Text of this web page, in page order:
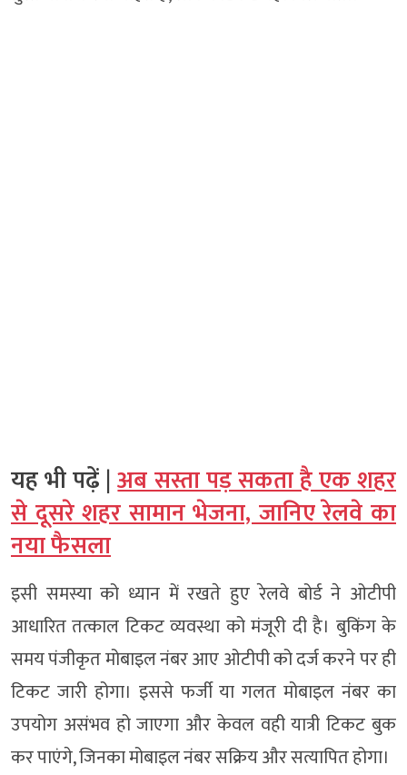
यह भी पढ़ें |अब सस्ता पड़ सकता है एक शहर
से दूसरे शहर सामान भेजना, जानिए रेलवे का
नया फैसला
इसी समस्या को ध्यान में रखते हुए रेलवे बोर्ड ने ओटीपी
आधारित तत्काल टिकट व्यवस्था को मंजूरी दी है। बुकिंग के
समय पंजीकृत मोबाइल नंबर आए ओटीपी को दर्ज करने पर ही
टिकट जारी होगा। इससे फर्जी या गलत मोबाइल नंबर का
उपयोग असंभव हो जाएगा और केवल वही यात्री टिकट बुक
कर पाएंगे, जिनका मोबाइल नंबर सक्रिय और सत्यापित होगा।